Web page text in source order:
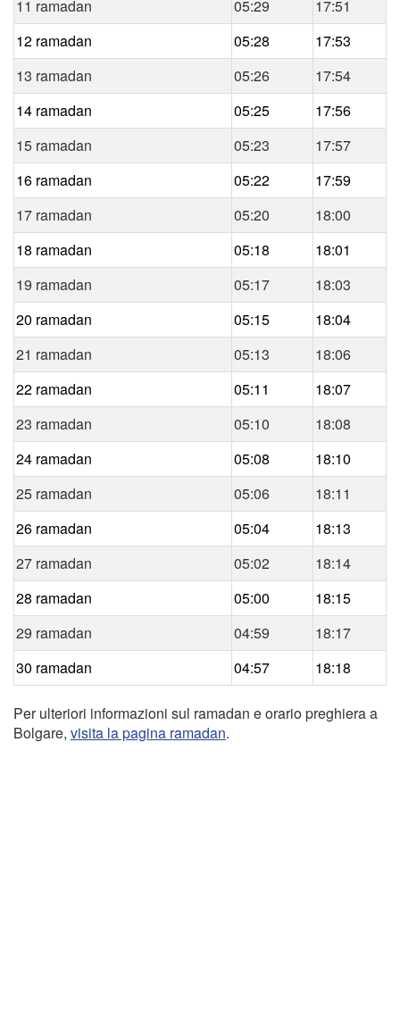
11 ramadan 05:29
17:51
12 ramadan
05:28
17:53
13 ramadan
05:26
17:54
14 ramadan
05:25
17:56
15 ramadan
05:23
17:57
16 ramadan
05:22
17:59
17 ramadan
05:20
18:00
18 ramadan
05:18
18:01
19 ramadan
05:17
18:03
20 ramadan
05:15
18:04
21 ramadan
05:13
18:06
22 ramadan
05:11
18:07
23 ramadan
05:10
18:08
24 ramadan
05:08
18:10
25 ramadan
05:06
18:11
26 ramadan
05:04
18:13
27 ramadan
05:02
18:14
28 ramadan
05:00
18:15
29 ramadan
04:59
18:17
30 ramadan
04:57 18:18
Per ulteriori informazioni sul ramadan e orario preghiera a
Bolgare, visita la pagina ramadan.